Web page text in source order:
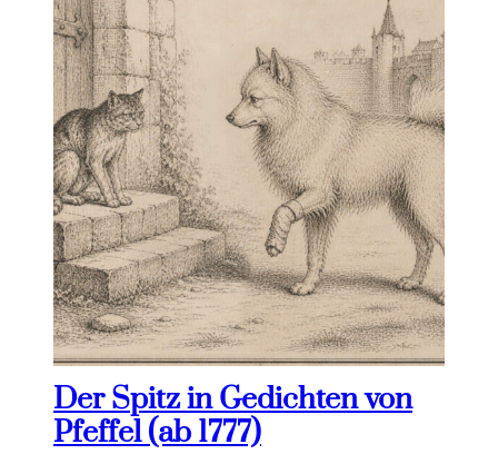
Der Spitz in Gedichten von
Pfeffel (ab 1777)